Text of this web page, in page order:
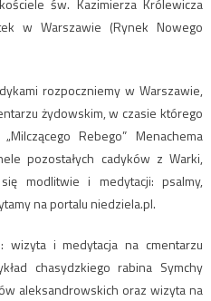
św. Kazimierza Królewicza
w Warszawie (Rynek Nowego
rozpoczniemy w Warszawie,
żydowskim, w czasie którego
Rebego” Menachema
pozostałych cadyków z Warki,
modlitwie i medytacji: psalmy,
na portalu niedziela.pl.
wizyta i medytacja na cmentarzu
chasydzkiego rabina Symchy
aleksandrowskich oraz wizyta na